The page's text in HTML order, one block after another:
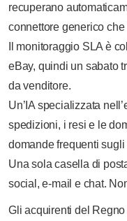
recuperano
connettore generico
Il monitoraggio SLA è
eBay, quindi un sabato
da venditore.
Un’IA specializzata
spedizioni, i resi e le
domande frequenti sugli
Una sola casella di
social, e-mail e chat.
Gli acquirenti del